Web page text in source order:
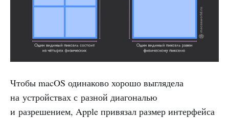
Чтобы macOS одинаково хорошо выглядела
на устройствах с разной диагональю
и разрешением, Apple привязал размер интерфейса